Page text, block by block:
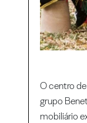
O centro
grupo
mobiliário